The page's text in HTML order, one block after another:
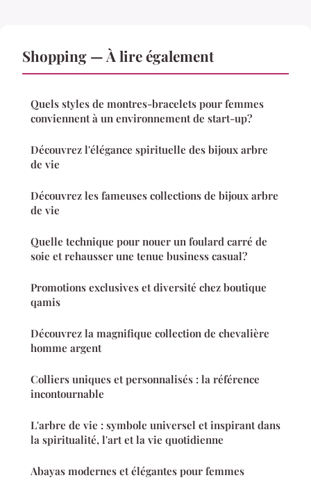
Shopping — À lire également
Quels styles de montres-bracelets pour femmes
conviennent à un environnement de start-up?
Découvrez l'élégance spirituelle des bijoux arbre
de vie
Découvrez les fameuses collections de bijoux arbre
de vie
Quelle technique pour nouer un foulard carré de
soie et rehausser une tenue business casual?
Promotions exclusives et diversité chez boutique
qamis
Découvrez la magnifique collection de chevalière
homme argent
Colliers uniques et personnalisés : la référence
incontournable
L'arbre de vie : symbole universel et inspirant dans
la spiritualité, l'art et la vie quotidienne
Abayas modernes et élégantes pour femmes